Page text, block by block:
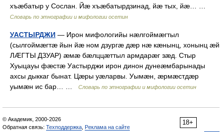
хъæбатыр у Сослан. Йæ хъæбатырдзинад, йæ тых, йæ… …
Словарь по этнографии и мифологии осетин
УАСТЫРДЖИ — Ирон мифологийы нæлгоймæгтыл
(сылгоймæгтæ йын йæ ном дзургæ дæр нæ кæнынц, хонынц æй
ЛÆГТЫ ДЗУАР) æмæ бæлццæттыл армдарæг зæд. Стыр
Хуыцауы фæстæ Уастырджи ирон динон дунеæмбарынады
ахсы дыккаг бынат. Цæры уæларвы. Уымæн, æрмæстдæр
уымæн ис бар… …
Словарь по этнографии и мифологии осетин
18+
© Академик, 2000-2026
Обратная связь: Техподдержка Реклама на сайте